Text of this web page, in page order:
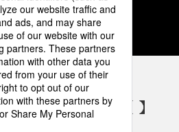
3 4 5
気設備 SNSアカウント